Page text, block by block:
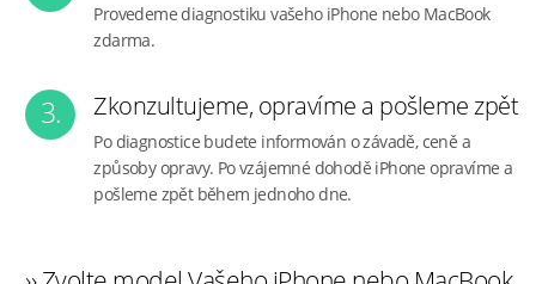
Provedeme diagnostiku vašeho iPhone nebo MacBook
zdarma.
3. Zkonzultujeme, opravíme a pošleme zpět
Po diagnostice budete informován o závadě, ceně a
způsoby opravy. Po vzájemné dohodě iPhone opravíme a
pošleme zpět během jednoho dne.